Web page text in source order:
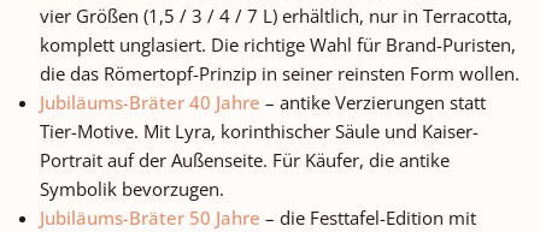
vier Größen (1,5 / 3 / 4 / 7 L) erhältlich, nur in Terracotta,
komplett unglasiert. Die richtige Wahl für Brand-Puristen,
die das Römertopf-Prinzip in seiner reinsten Form wollen.
Jubiläums-Bräter 40 Jahre – antike Verzierungen statt
Tier-Motive. Mit Lyra, korinthischer Säule und Kaiser-
Portrait auf der Außenseite. Für Käufer, die antike
Symbolik bevorzugen.
Jubiläums-Bräter 50 Jahre – die Festtafel-Edition mit